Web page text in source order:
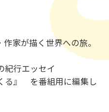
家が描く世界への旅。
紀行エッセイ
る』 を番組用に編集し